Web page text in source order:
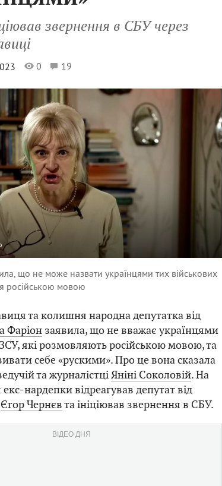
звернення в СБУ через
0 19
що не може назвати українцями тих військових
російською мовою
та колишня народна депутатка від
Фаріон заявила, що не вважає українцями
які розмовляють російською мовою, та
себе «рускими». Про це вона сказала
та журналістці Яніні Соколовій. На
нардепки відреагував депутат від
Єгор Чернєвта ініціював звернення в СБУ.
ВІДЕО ДНЯ